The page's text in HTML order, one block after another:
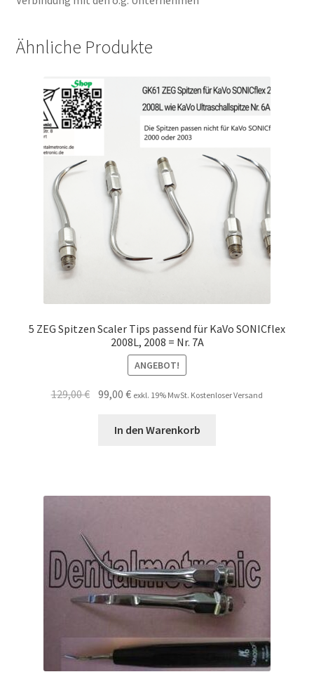
Ähnliche Produkte
5 ZEG Spitzen Scaler Tips passend für KaVo SONICflex
2008L, 2008 = Nr. 7A
ANGEBOT!
129,00€ Ursprünglicher
99,00€Aktueller
ist:
exkl. 19% MwSt. Kostenloser Versand
In den Warenkorb